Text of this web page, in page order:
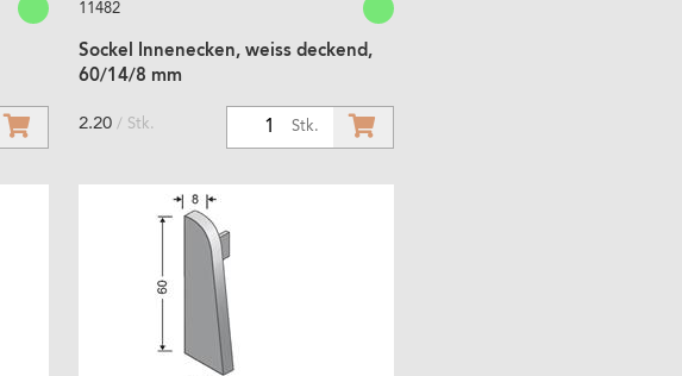
11482
Sockel Innenecken, weiss deckend,
60/14/8 mm
Stk.
2.20 / Stk.